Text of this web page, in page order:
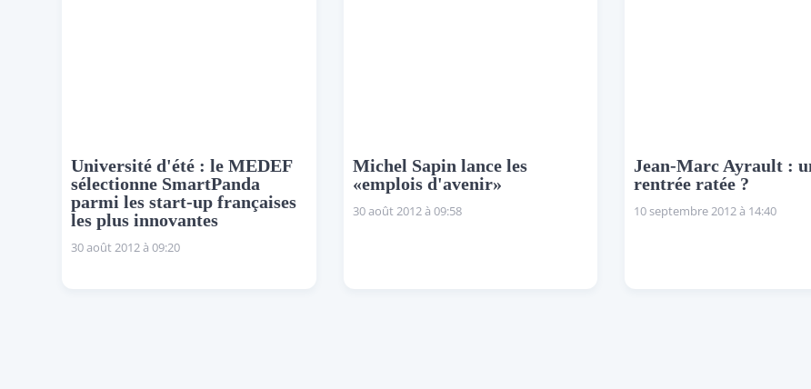
Université d'été : le MEDEF
sélectionne SmartPanda
parmi les start-up françaises
les plus innovantes
30 août 2012 à 09:20
Michel Sapin lance les
«emplois d'avenir»
30 août 2012 à 09:58
Jean-Marc Ayrault :
rentrée ratée ?
10 septembre 2012 à 14:40